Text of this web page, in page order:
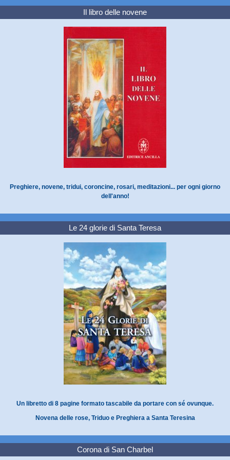
Il libro delle novene
Preghiere, novene, tridui, coroncine, rosari, meditazioni... per ogni giorno
dell'anno!
Le 24 glorie di Santa Teresa
Un libretto di 8 pagine formato tascabile da portare con sé ovunque.
Novena delle rose, Triduo e Preghiera a Santa Teresina
Corona di San Charbel